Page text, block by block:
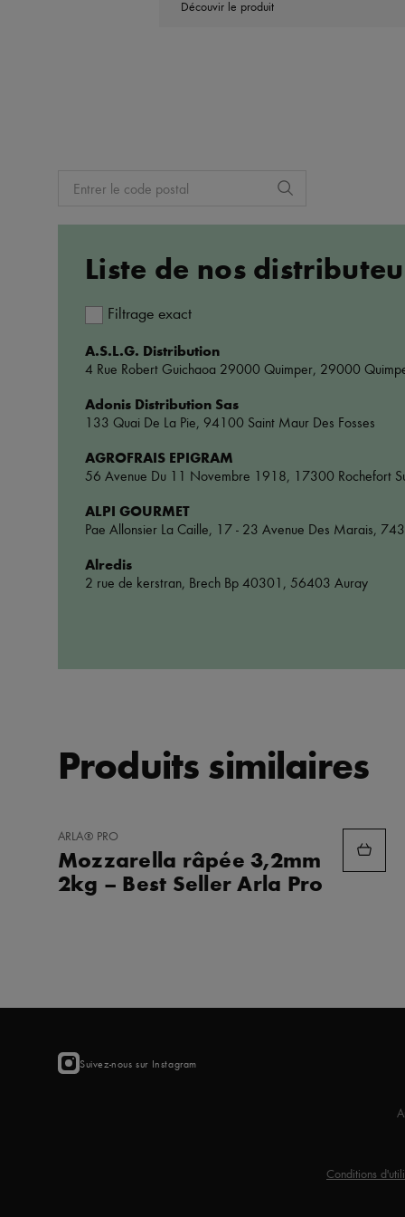
Découvir le produit
Liste de nos
Filtrage exact
A.S.L.G. Distribution
4 Rue Robert Guichaoa 29000 Quimper 29000
Adonis Distribution Sas
133 Quai De La Pie 94100 Saint Maur Des Fosses
AGROFRAIS EPIGRAM
56 Avenue Du 11 Novembre 1918 17300 Rochefort
ALPI GOURMET
Pae Allonsier La Caille, 17 - 23 Avenue Des Marais
Alredis
2 rue de kerstran, Brech Bp 40301 56403 Auray
Produits similaires
AJOUTER
FAVORIS
ARLA® PRO
Mozzarella râpée 3,2mm
2kg – Best Seller Arla Pro
Suivez-nous sur Instagram
Conditions